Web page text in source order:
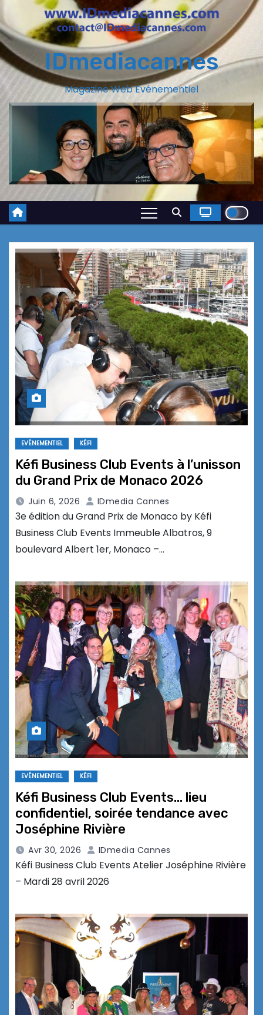
IDmediacannes
Magazine Web Evénementiel
EVÉNEMENTIEL KÉFI
Kéfi Business Club Events à l’unisson
du Grand Prix de Monaco 2026
Juin 6, 2026 IDmedia Cannes
3e édition du Grand Prix de Monaco by Kéfi
Business Club Events Immeuble Albatros, 9
boulevard Albert 1er, Monaco –…
EVÉNEMENTIEL KÉFI
Kéfi Business Club Events… lieu
confidentiel, soirée tendance avec
Joséphine Rivière
Avr 30, 2026 IDmedia Cannes
Kéfi Business Club Events Atelier Joséphine Rivière
– Mardi 28 avril 2026